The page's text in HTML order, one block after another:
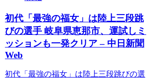
初代「最強の福女」は陸上三段跳
びの選手 岐阜県恵那市、運試しミ
ッションも一発クリア – 中日新聞
Web
初代「最強の福女」は陸上三段跳びの選